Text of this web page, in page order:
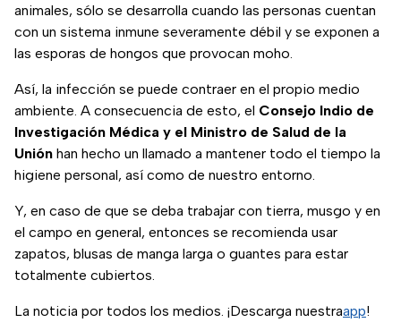
animales, sólo se desarrolla cuando las personas cuentan
con un sistema inmune severamente débil y se exponen a
las esporas de hongos que provocan moho.
Así, la infección se puede contraer en el propio medio
ambiente. A consecuencia de esto, el Consejo Indio de
Investigación Médica y el Ministro de Salud de la
Unión han hecho un llamado a mantener todo el tiempo la
higiene personal, así como de nuestro entorno.
Y, en caso de que se deba trabajar con tierra, musgo y en
el campo en general, entonces se recomienda usar
zapatos, blusas de manga larga o guantes para estar
totalmente cubiertos.
La noticia por todos los medios. ¡Descarga nuestraapp!